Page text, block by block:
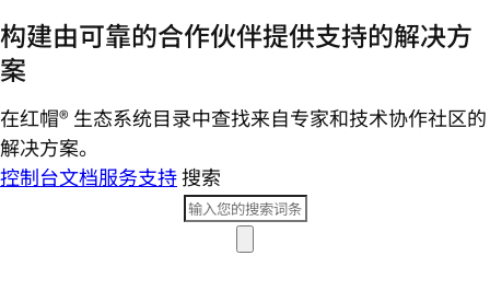
构建由可靠的合作伙伴提供支持的解决方
案
在红帽® 生态系统目录中查找来自专家和技术协作社区的
解决方案。
控制台文档服务支持搜索